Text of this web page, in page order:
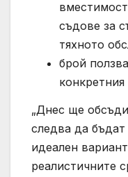
съдове за
тяхното
брой
„Днес ще
следва да
идеален
реалистичните